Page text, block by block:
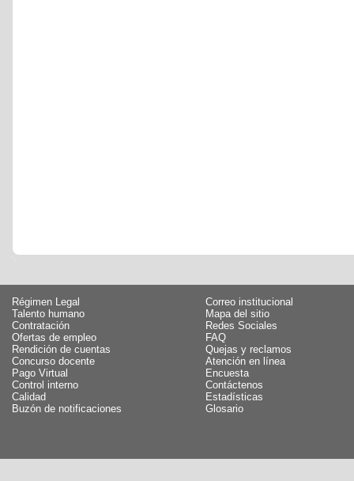
Régimen Legal
Talento humano
Contratación
Ofertas de empleo
Rendición de cuentas
Concurso docente
Pago Virtual
Control interno
Calidad
Buzón de notificaciones
Correo institucional
Mapa del sitio
Redes Sociales
FAQ
Quejas y reclamos
Atención en línea
Encuesta
Contáctenos
Estadísticas
Glosario